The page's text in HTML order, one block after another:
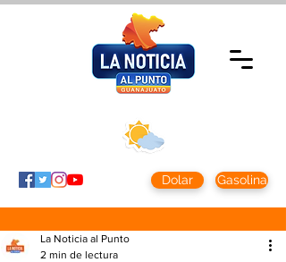
Dolar Gasolina
La Noticia al Punto
2 min de lectura